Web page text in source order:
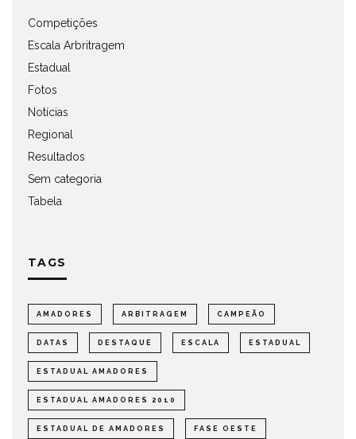
Competições
Escala Arbritragem
Estadual
Fotos
Notícias
Regional
Resultados
Sem categoria
Tabela
TAGS
AMADORES ARBITRAGEM CAMPEÃO
DATAS DESTAQUE ESCALA ESTADUAL
ESTADUAL AMADORES
ESTADUAL AMADORES 2010
ESTADUAL DE AMADORES FASE OESTE